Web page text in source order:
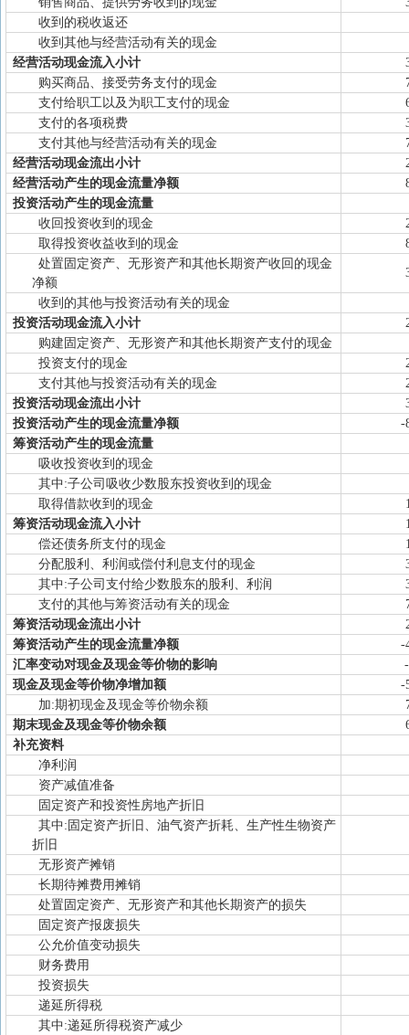
收到的税收返还
收到其他与经营活动有关的现金
经营活动现金流入小计
购买商品、接受劳务支付的现金
支付给职工以及为职工支付的现金
支付的各项税费
支付其他与经营活动有关的现金
经营活动现金流出小计
经营活动产生的现金流量净额
投资活动产生的现金流量
收回投资收到的现金
取得投资收益收到的现金
处置固定资产、无形资产和其他长期资产收回的现金
净额
收到的其他与投资活动有关的现金
投资活动现金流入小计
购建固定资产、无形资产和其他长期资产支付的现金
投资支付的现金
支付其他与投资活动有关的现金
投资活动现金流出小计
投资活动产生的现金流量净额
-
筹资活动产生的现金流量
吸收投资收到的现金
其中:子公司吸收少数股东投资收到的现金
取得借款收到的现金
筹资活动现金流入小计
偿还债务所支付的现金
分配股利、利润或偿付利息支付的现金
其中:子公司支付给少数股东的股利、利润
支付的其他与筹资活动有关的现金
筹资活动现金流出小计
筹资活动产生的现金流量净额
-
汇率变动对现金及现金等价物的影响
现金及现金等价物净增加额
-
加:期初现金及现金等价物余额
期末现金及现金等价物余额
补充资料
净利润
资产减值准备
固定资产和投资性房地产折旧
其中:固定资产折旧、油气资产折耗、生产性生物资产
折旧
无形资产摊销
长期待摊费用摊销
处置固定资产、无形资产和其他长期资产的损失
固定资产报废损失
公允价值变动损失
财务费用
投资损失
递延所得税
其中:递延所得税资产减少